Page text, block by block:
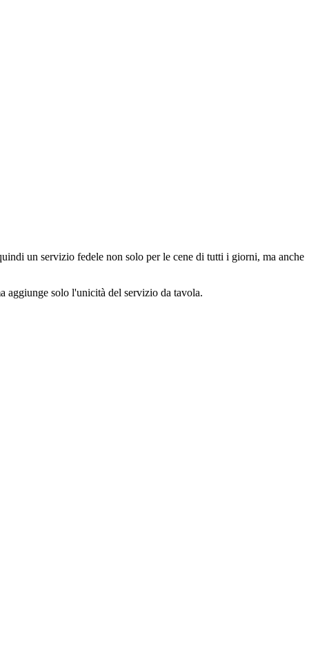
un servizio fedele non solo per le cene di tutti i giorni, ma anche
aggiunge solo l'unicità del servizio da tavola.